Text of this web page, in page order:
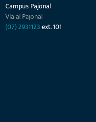
Campus Pajonal
Vía al Pajonal
(07) 2931123ext. 101